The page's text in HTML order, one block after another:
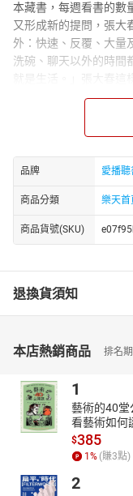
本藏書，每週看書的數
又形成新的提問，張大
外：快速、反覆、大量
洗碗、聊天以外的時間
台灣輔仁大學中文碩
〇年代台灣社會的動
魅力，除了時事與魔
年大頭春的生活週記
返華語敘事傳統，先
《聆聽父親》、《認
上自我追索傳統的道路
章節：
01 發刊詞
03 別害怕，每個字都
05 喻的原由
06 夔一足
07 「瘦」比南山猴
08 贏字做生意
09 蹄痕猶在鞭風裡
10 竊斧與賞字
品牌 愛播聽
商品分類 樂天首
商品貨號(SKU)
退換貨須知
本店熱銷商品 排名
1
藝術的40堂
看藝術如何
$385
1 % (賺3點)
2